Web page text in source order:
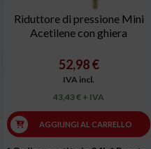
Riduttore di pressione Mini
Acetilene con ghiera
52,98 €
IVA incl.
43,43 € + IVA
AGGIUNGI AL CARRELLO